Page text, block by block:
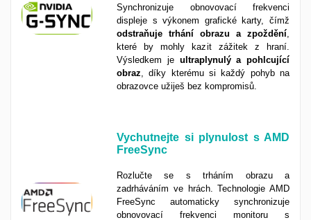
Synchronizuje obnovovací frekvenci
displeje s výkonem grafické karty, čímž
odstraňuje trhání obrazu a zpoždění
které by mohly kazit zážitek z hraní.
Výsledkem je ultraplynulý a pohlcující
obraz , díky kterému si každý pohyb na
obrazovce užiješ bez kompromisů.
Vychutnejte si plynulost s AMD
FreeSync
Rozlučte se s trháním obrazu a
zadrháváním ve hrách. Technologie AMD
FreeSync automaticky synchronizuje
obnovovací frekvenci monitoru s